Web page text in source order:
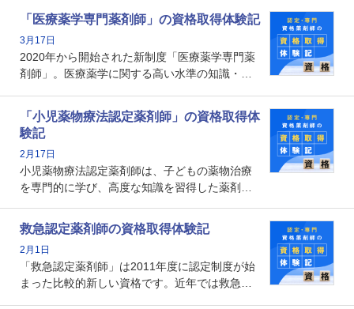
で、重要度が増しているのが認定薬剤師という
資格です。認定薬剤師とはいったいどんな資格
なのでしょうか。それを取得するとどのような
メリットがあるのでしょうか。
「医療薬学専門薬剤師」の資格取得体験記
3月17日
2020年から開始された新制度「医療薬学専門薬
剤師」。医療薬学に関する高い水準の知識・技
剤師としての専門性を示す客観的な根拠の一つ
となります。取得要件は多岐に渡り、審査も複
数回ありますが、患者さんに対して一定の能力
の証明になる資格と言えます。
「小児薬物療法認定薬剤師」の資格取得体
験記
2月17日
小児薬物療法認定薬剤師は、子どもの薬物治療
を専門的に学び、高度な知識を習得した薬剤師
や、特有の疾患、心理状況を理解し、専門性を
深めることで、子どもとその保護者に寄り添え
る存在です。今回はそんな小児薬物療法認定薬
剤師の取得体験記をご紹介します。
救急認定薬剤師の資格取得体験記
2月1日
「救急認定薬剤師」は2011年度に認定制度が始
まった比較的新しい資格です。近年では救急病